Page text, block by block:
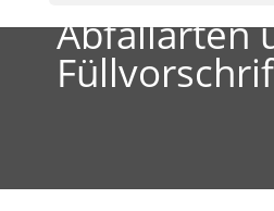
Abfallarten